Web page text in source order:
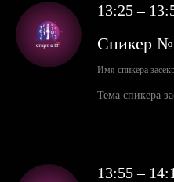
13:25 –
Спикер
Имя спикера
Тема спикера
13:55 –